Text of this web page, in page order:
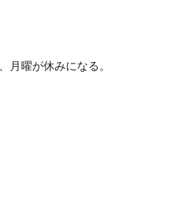
月曜が休みになる。